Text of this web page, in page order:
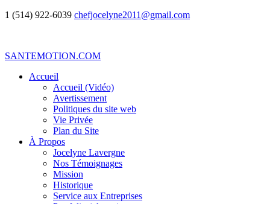
1 (514) 922-6039 chefjocelyne2011@gmail.com
SANTEMOTION.COM
Accueil
Accueil (Vidéo)
Avertissement
Politiques du site web
Vie Privée
Plan du Site
À Propos
Jocelyne Lavergne
Nos Témoignages
Mission
Historique
Service aux Entreprises